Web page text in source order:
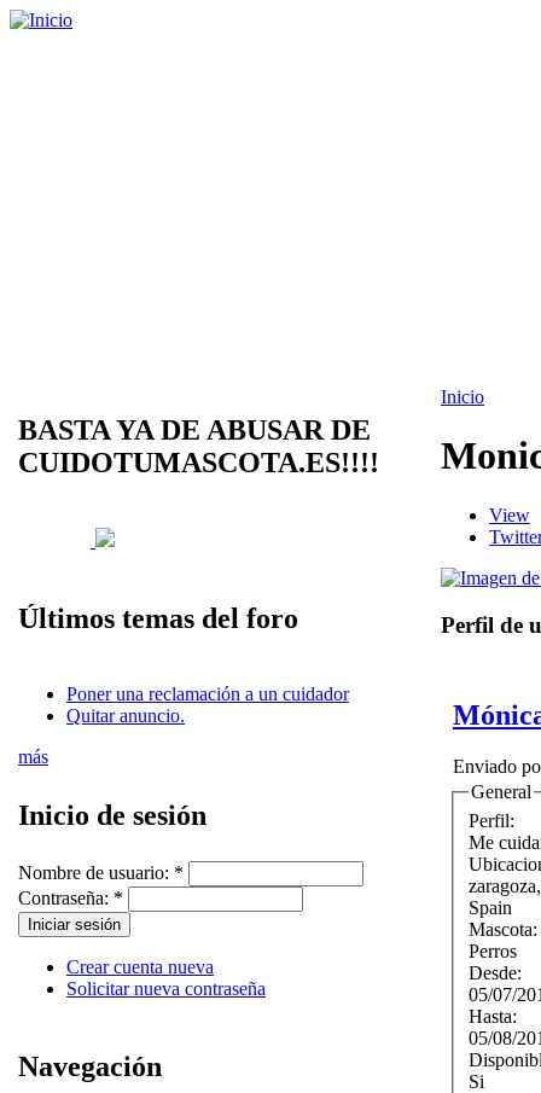
BASTA YA DE ABUSAR DE
CUIDOTUMASCOTA.ES!!!!
Últimos temas del foro
Poner una reclamación a un cuidador
Quitar anuncio.
más
Inicio de sesión
Nombre de usuario: *
Contraseña: *
Crear cuenta nueva
Solicitar nueva contraseña
Navegación
Inicio
View
Perfil de
Enviado
General
Perfil:
Me
zaragoza
Spain
Mascota:
Perros
Desde:
05/07/
Hasta:
05/08/
Si